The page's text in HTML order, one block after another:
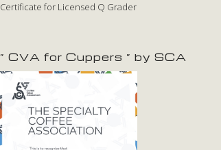
Certificate for Licensed Q Grader
” CVA for Cuppers ” by SCA